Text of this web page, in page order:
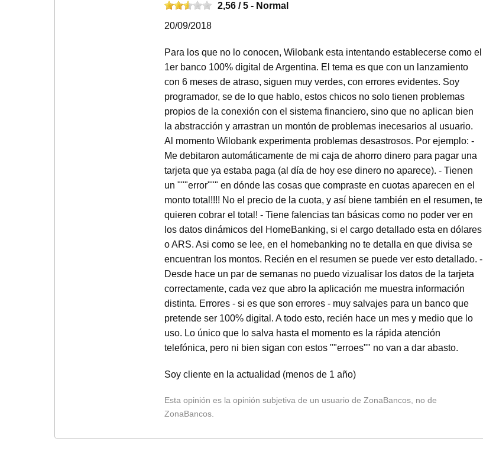
2,56/ 5 - Normal
20/09/2018
Para los que no lo conocen, Wilobank esta intentando establecerse como el
1er banco 100% digital de Argentina. El tema es que con un lanzamiento
con 6 meses de atraso, siguen muy verdes, con errores evidentes. Soy
programador, se de lo que hablo, estos chicos no solo tienen problemas
propios de la conexión con el sistema financiero, sino que no aplican bien
la abstracción y arrastran un montón de problemas inecesarios al usuario.
Al momento Wilobank experimenta problemas desastrosos. Por ejemplo: -
Me debitaron automáticamente de mi caja de ahorro dinero para pagar una
tarjeta que ya estaba paga (al día de hoy ese dinero no aparece). - Tienen
un """error""" en dónde las cosas que compraste en cuotas aparecen en el
monto total!!!! No el precio de la cuota, y así biene también en el resumen, te
quieren cobrar el total! - Tiene falencias tan básicas como no poder ver en
los datos dinámicos del HomeBanking, si el cargo detallado esta en dólares
o ARS. Asi como se lee, en el homebanking no te detalla en que divisa se
encuentran los montos. Recién en el resumen se puede ver esto detallado. -
Desde hace un par de semanas no puedo vizualisar los datos de la tarjeta
correctamente, cada vez que abro la aplicación me muestra información
distinta. Errores - si es que son errores - muy salvajes para un banco que
pretende ser 100% digital. A todo esto, recién hace un mes y medio que lo
uso. Lo único que lo salva hasta el momento es la rápida atención
telefónica, pero ni bien sigan con estos ""erroes"" no van a dar abasto.
Soy cliente en la actualidad (menos de 1 año)
Esta opinión es la opinión subjetiva de un usuario de ZonaBancos, no de
ZonaBancos.